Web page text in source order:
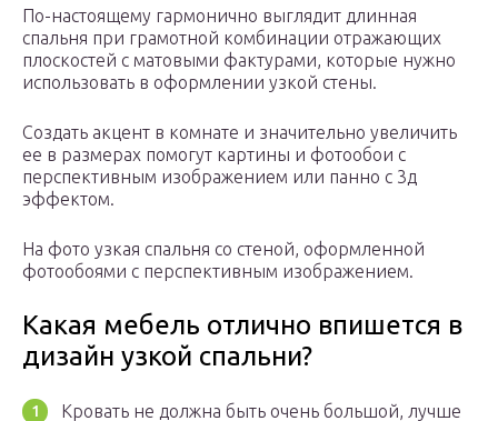
По-настоящему гармонично выглядит длинная
спальня при грамотной комбинации отражающих
плоскостей с матовыми фактурами, которые нужно
использовать в оформлении узкой стены.
Создать акцент в комнате и значительно увеличить
ее в размерах помогут картины и фотообои с
перспективным изображением или панно с 3д
эффектом.
На фото узкая спальня со стеной, оформленной
фотообоями с перспективным изображением.
Какая мебель отлично впишется в
дизайн узкой спальни?
Кровать не должна быть очень большой, лучше